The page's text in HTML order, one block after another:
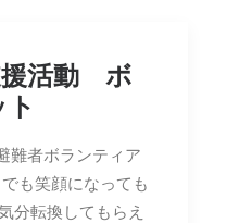
援活動 ボ
難者ボランティア
も笑顔になっても
分転換してもらえ